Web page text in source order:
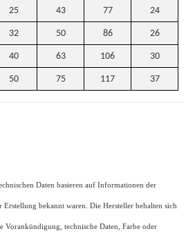
25 43 77 24
32 50 86 26
40 63 106 30
50 75 117 37
Daten basieren auf Informationen der
bekannt waren. Die Hersteller behalten sich
Vorankündigung, technische Daten, Farbe oder